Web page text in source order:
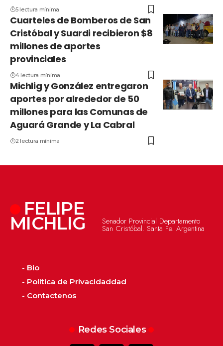
5 lectura mínima
Cuarteles de Bomberos de San
Cristóbal y Suardi recibieron $8
millones de aportes
provinciales
4 lectura mínima
Michlig y González entregaron
aportes por alrededor de 50
millones para las Comunas de
Aguará Grande y La Cabral
2 lectura mínima
FELIPE
MICHLIG Senador Provincial Departamento
San Cristóbal. Santa Fe. Argentina
- Bio
- Política de Privacidaddad
- Contactenos
Redes Sociales